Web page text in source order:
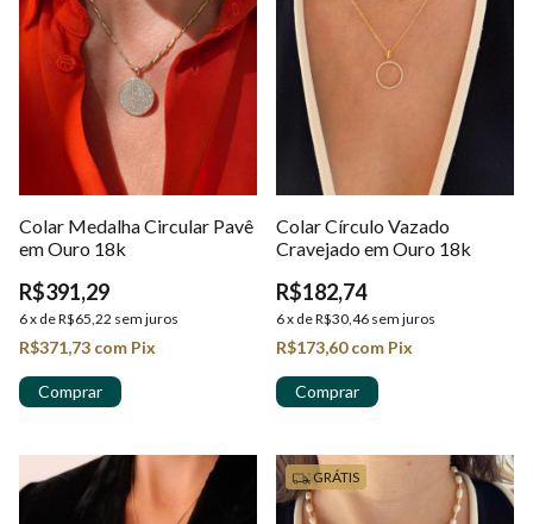
Colar Medalha Circular Pavê
em Ouro 18k
R$391,29
6x deR$65,22 sem juros
R$371,73 com Pix
Colar Círculo Vazado
Cravejado em Ouro 18k
R$182,74
6x deR$30,46 sem juros
R$173,60com Pix
GRÁTIS